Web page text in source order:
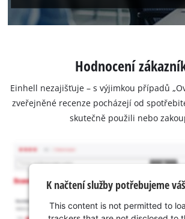
Hodnocení
Einhell nezajišťuje – s výjimkou případů
zveřejněné recenze pocházejí od
skutečně použili nebo
K načtení služby potřebujeme
This content is not permitted to